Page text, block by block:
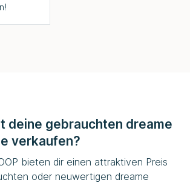
deine gebrauchten dreame
verkaufen?
bieten dir einen attraktiven Preis
oder neuwertigen dreame